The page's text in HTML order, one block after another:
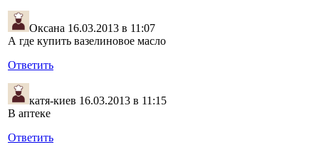
Оксана 16.03.2013 в 11:07
А где купить вазелиновое масло
Ответить
катя-киев 16.03.2013 в 11:15
В аптеке
Ответить